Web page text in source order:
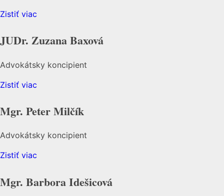
Zistiť viac
JUDr. Zuzana Baxová
Advokátsky koncipient
Zistiť viac
Mgr. Peter Milčík
Advokátsky koncipient
Zistiť viac
Mgr. Barbora Idešicová